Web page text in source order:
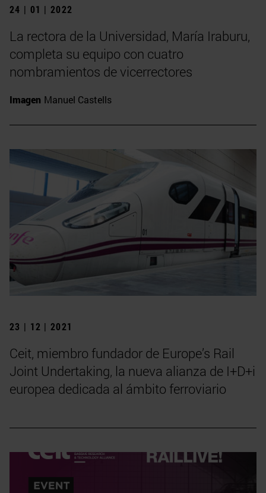
24 | 01 | 2022
La rectora de la Universidad, María Iraburu,
completa su equipo con cuatro
nombramientos de vicerrectores
Imagen Manuel Castells
23 | 12 | 2021
Ceit, miembro fundador de Europe’s Rail
Joint Undertaking, la nueva alianza de I+D+i
europea dedicada al ámbito ferroviario